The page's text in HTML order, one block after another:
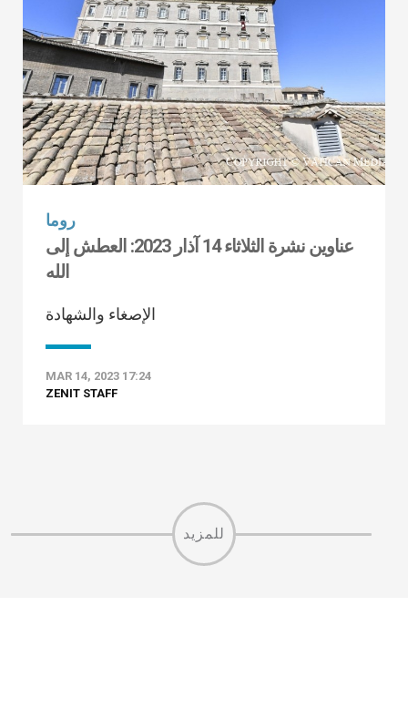
روما
عناوين نشرة الثلاثاء 14 آذار 2023: العطش إلى
الله
الإصغاء والشهادة
MAR 14, 2023 17:24
ZENIT STAFF
للمزيد